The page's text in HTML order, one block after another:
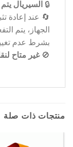
🔒 السيريال
🔄 عند إعادة
الجهاز، يتم
بشرط عدم
🚫غير متاح
منتجات ذات صلة